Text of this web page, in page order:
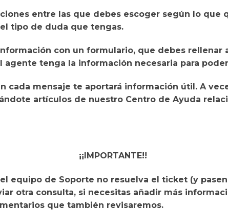
entre las que debes escoger según lo que
tipo de duda que tengas.
con un formulario, que debes rellenar
agente tenga la información necesaria para
cada mensajete aportará información útil. A
artículos de nuestro Centro de Ayuda
¡¡IMPORTANTE!!
equipo de Soporte no resuelva el ticket (y
otra consulta, si necesitas añadir más
que también revisaremos.